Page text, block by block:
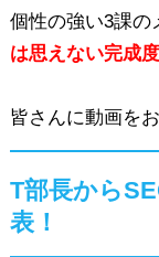
個性の強い3課の
は思えない完成
皆さんに動画を
T部長から
表！